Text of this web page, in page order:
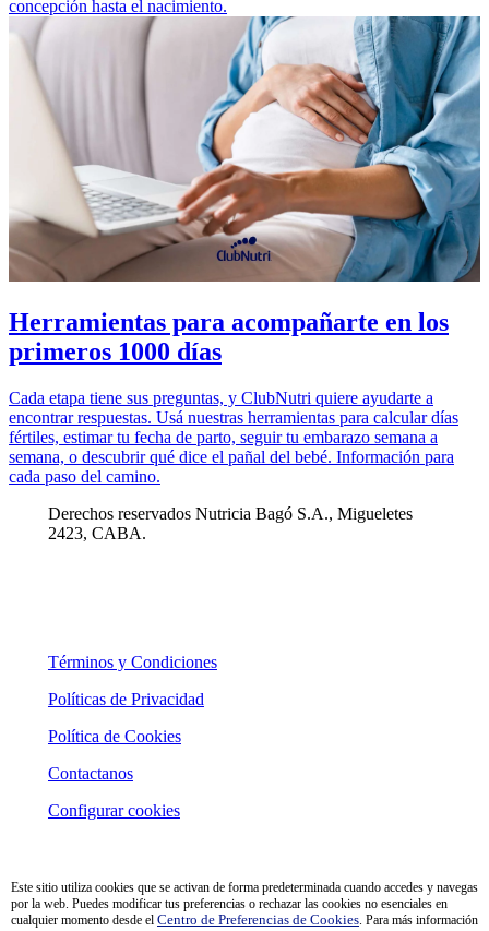
concepción hasta el nacimiento.
Herramientas para acompañarte en los
primeros 1000 días
Cada etapa tiene sus preguntas, y ClubNutri quiere ayudarte a
encontrar respuestas. Usá nuestras herramientas para calcular días
fértiles, estimar tu fecha de parto, seguir tu embarazo semana a
semana, o descubrir qué dice el pañal del bebé. Información para
cada paso del camino.
Derechos reservados Nutricia Bagó S.A., Migueletes
2423, CABA.
Términos y Condiciones
Políticas de Privacidad
Política de Cookies
Contactanos
Configurar cookies
Este sitio utiliza cookies que se activan de forma predeterminada cuando accedes y navegas
por la web. Puedes modificar tus preferencias o rechazar las cookies no esenciales en
cualquier momento desde el Centro de Preferencias de Cookies. Para más información